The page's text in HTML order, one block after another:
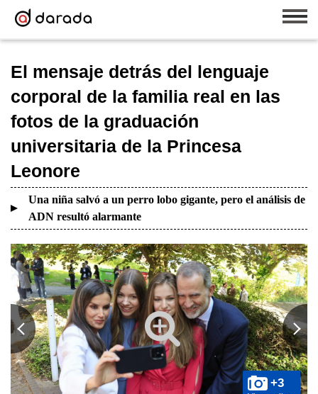
El mensaje detrás del lenguaje
corporal de la familia real en las
fotos de la graduación
universitaria de la Princesa
Leonore
Una niña salvó a un perro lobo gigante, pero el análisis de
ADN resultó alarmante
+3